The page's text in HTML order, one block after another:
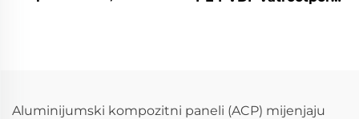
vanjski
Aluminijumski kompozitni paneli (ACP) mijenjaju